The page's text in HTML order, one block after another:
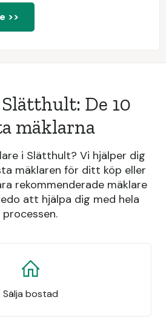
>>
De 10
mäklarna
i Slätthult? Vi hjälper dig
mäklaren för ditt köp eller
rekommenderade mäklare
att hjälpa dig med hela
processen.
Sälja bostad